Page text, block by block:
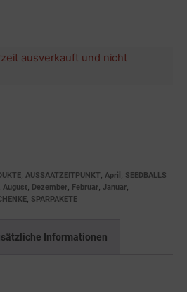
ausverkauft und nicht
, AUSSAATZEITPUNKT, April , SEEDBALLS
August, Dezember, Februar, Januar,
, SPARPAKETE
Informationen